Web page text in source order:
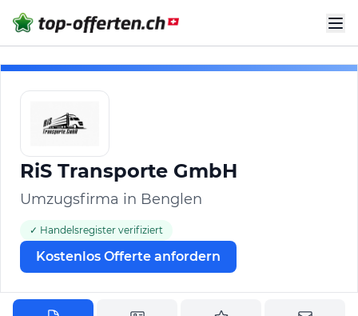
RiS Transporte GmbH
Umzugsfirma in Benglen
✓ Handelsregister verifiziert
Kostenlos Offerte anfordern